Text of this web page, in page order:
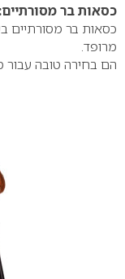
כסאות בר מסורתיים:
כסאות בר מסורתיים
מרופד.
הם בחירה טובה עבור